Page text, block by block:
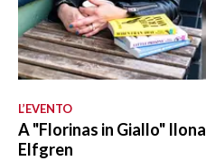
L’EVENTO
A "Florinas in Giallo"
Elfgren